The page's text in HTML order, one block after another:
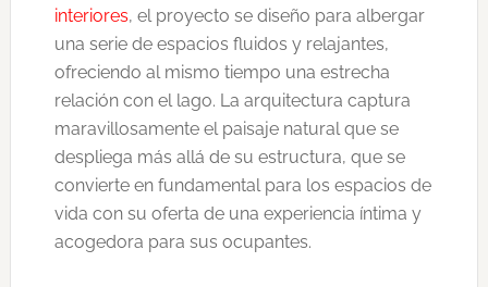
interiores, el proyecto se diseño para albergar
una serie de espacios fluidos y relajantes,
ofreciendo al mismo tiempo una estrecha
relación con el lago. La arquitectura captura
maravillosamente el paisaje natural que se
despliega más allá de su estructura, que se
convierte en fundamental para los espacios de
vida con su oferta de una experiencia íntima y
acogedora para sus ocupantes.